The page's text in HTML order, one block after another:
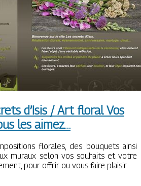
d’Isis / Art floral Vos
les aimez…
florales, des bouquets ainsi
muraux selon vos souhaits et votre
pour offrir ou vous faire plaisir.